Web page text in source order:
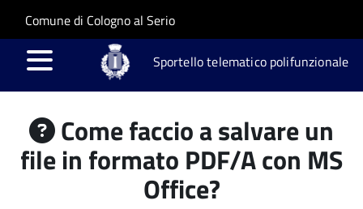
Salta al contenuto principale
Skip to site navigation
Comune di Cologno al Serio
Sportello telematico polifunzionale
Come faccio a salvare un
file in formato PDF/A con MS
Office?